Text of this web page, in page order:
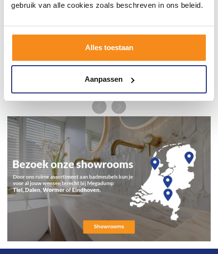
gebruik van alle cookies zoals beschreven in ons beleid.
Alles toestaan
Aanpassen